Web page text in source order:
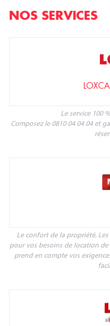
NOS SERVICES
Le service 100
Composez le 0810 04 04 04 et
Le confort de la propriété,
pour vos besoins de location de
prend en compte vos